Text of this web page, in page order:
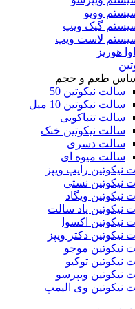
ووپو
سیستم گیک ویپ
سیستم لاست ویپ
هوریز
طعم و حجم
سالت نیکوتین 50
سالت نیکوتین 10 میل
سالت تنباکویی
سالت نیکوتین خنک
سالت دسری
سالت میوه ای
نیکوتین رایپ ویپز
نیکوتین نستی
نیکوتین ویگاد
نیکوتین پاد سالت
نیکوتین اکسوا
نیکوتین دکتر ویپز
نیکوتین موجو
نیکوتین توکیو
نیکوتین ویپرسو
نیکوتین وی الیمپ